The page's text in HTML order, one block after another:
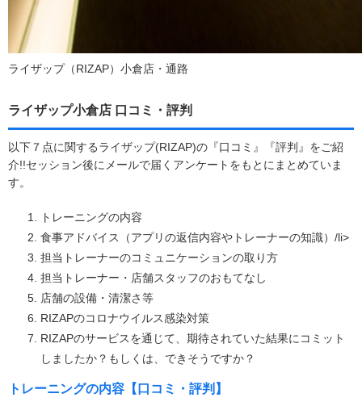
ライザップ（RIZAP）小倉店・通路
ライザップ小倉店 口コミ・評判
以下７点に関するライザップ(RIZAP)の『口コミ』『評判』をご紹
介!!セッション後にメールで届くアンケートをもとにまとめていま
す。
トレーニングの内容
食事アドバイス（アプリの返信内容やトレーナーの知識）/li>
担当トレーナーのコミュニケーションの取り方
担当トレーナー・店舗スタッフのおもてなし
店舗の設備・清潔さ等
RIZAPのコロナウイルス感染対策
RIZAPのサービスを通じて、期待されていた結果にコミット
しましたか？もしくは、できそうですか？
トレーニングの内容【口コミ・評判】